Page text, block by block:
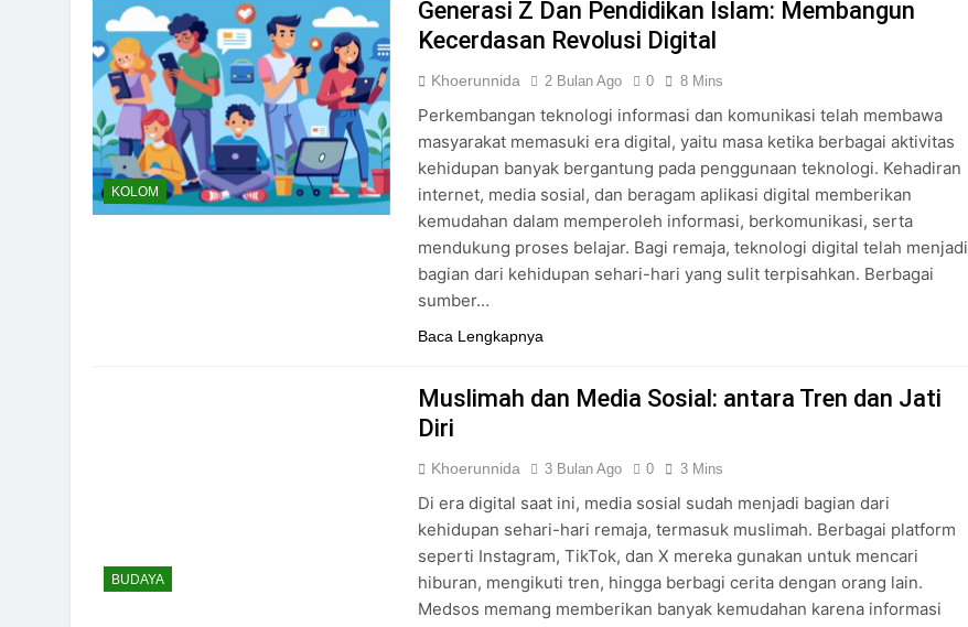
KOLOM
Generasi Z Dan Pendidikan Islam: Membangun
Kecerdasan Revolusi Digital
Khoerunnida 2 Bulan Ago 0 8 Mins
Perkembangan teknologi informasi dan komunikasi telah membawa
masyarakat memasuki era digital, yaitu masa ketika berbagai aktivitas
kehidupan banyak bergantung pada penggunaan teknologi. Kehadiran
internet, media sosial, dan beragam aplikasi digital memberikan
kemudahan dalam memperoleh informasi, berkomunikasi, serta
mendukung proses belajar. Bagi remaja, teknologi digital telah menjadi
bagian dari kehidupan sehari-hari yang sulit terpisahkan. Berbagai
sumber…
Baca Lengkapnya
BUDAYA
Muslimah dan Media Sosial: antara Tren dan Jati
Diri
Khoerunnida 3 Bulan Ago 0 3 Mins
Di era digital saat ini, media sosial sudah menjadi bagian dari
kehidupan sehari-hari remaja, termasuk muslimah. Berbagai platform
seperti Instagram, TikTok, dan X mereka gunakan untuk mencari
hiburan, mengikuti tren, hingga berbagi cerita dengan orang lain.
Medsos memang memberikan banyak kemudahan karena informasi